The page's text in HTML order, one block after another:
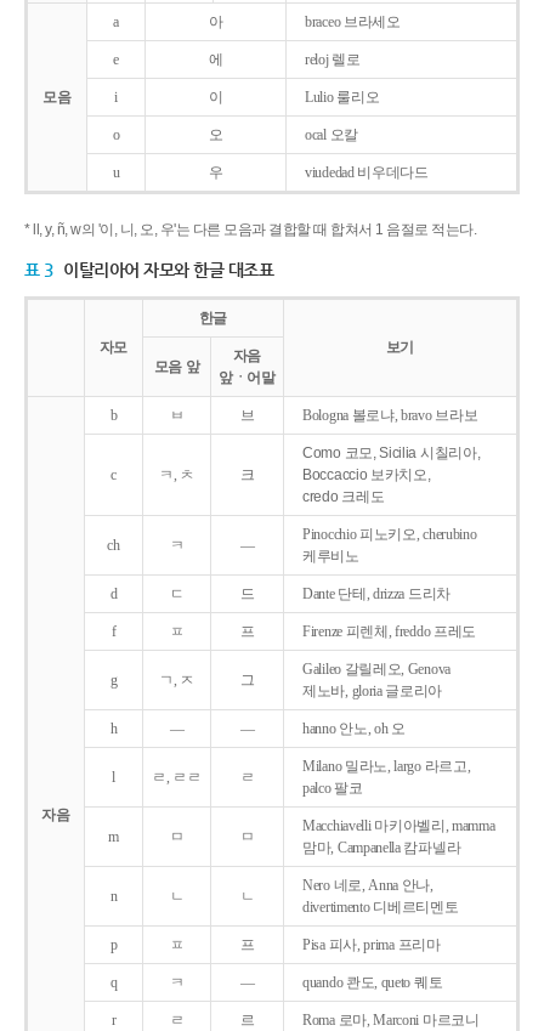
모음
a 아 braceo 브라세오
e 에 reloj 렐로
i 이 Lulio 룰리오
o 오 ocal 오칼
u 우 viudedad 비우데다드
* ll, y, ñ, w의 '이, 니, 오, 우'는 다른 모음과 결합할 때 합쳐서 1 음절로 적는다.
표 3 이탈리아어 자모와 한글 대조표
자모
한글
보기
모음 앞
자음
앞ㆍ어말
자음
b ㅂ 브 Bologna 볼로냐, bravo 브라보
c ㅋ, ㅊ 크
Como 코모, Sicilia 시칠리아,
Boccaccio 보카치오,
credo 크레도
ch ㅋ ―
Pinocchio 피노키오, cherubino
케루비노
d ㄷ 드 Dante 단테, drizza 드리차
f ㅍ 프 Firenze 피렌체, freddo 프레도
g ㄱ, ㅈ 그
Galileo 갈릴레오, Genova
제노바, gloria 글로리아
h ― ― hanno 안노, oh 오
l ㄹ, ㄹㄹ ㄹ
Milano 밀라노, largo 라르고,
palco 팔코
m ㅁ ㅁ
Macchiavelli 마키아벨리, mamma
맘마, Campanella 캄파넬라
n ㄴ ㄴ
Nero 네로, Anna 안나,
divertimento 디베르티멘토
p ㅍ 프 Pisa 피사, prima 프리마
q ㅋ ― quando 콴도, queto 퀘토
r ㄹ 르 Roma 로마, Marconi 마르코니